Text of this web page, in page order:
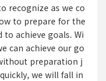
recognize as we co
to prepare for the
achieve goals. Wi
can achieve our go
preparation j
we will fall in